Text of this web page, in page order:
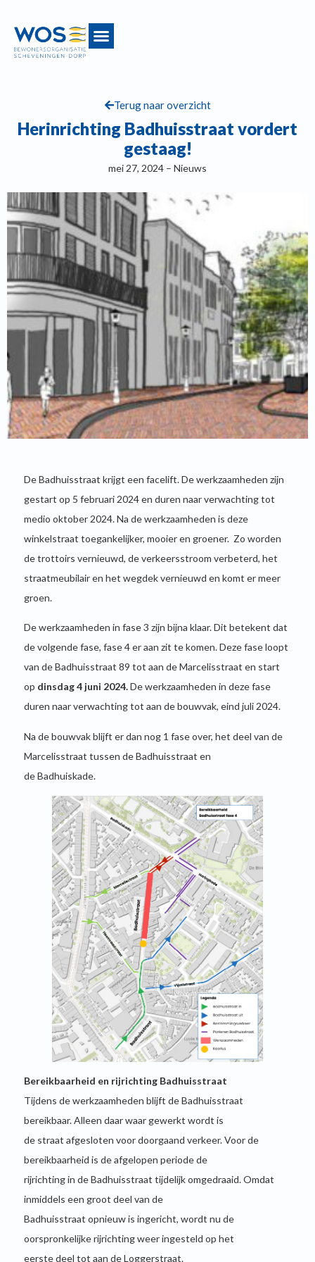
Terug naar overzicht
Herinrichting Badhuisstraat vordert
gestaag!
mei 27, 2024 – Nieuws
De Badhuisstraat krijgt een facelift. De werkzaamheden zijn
gestart op 5 februari 2024 en duren naar verwachting tot
medio oktober 2024. Na de werkzaamheden is deze
winkelstraat toegankelijker, mooier en groener. Zo worden
de trottoirs vernieuwd, de verkeersstroom verbeterd, het
straatmeubilair en het wegdek vernieuwd en komt er meer
groen.
De werkzaamheden in fase 3 zijn bijna klaar. Dit betekent dat
de volgende fase, fase 4 er aan zit te komen. Deze fase loopt
van de Badhuisstraat 89 tot aan de Marcelisstraat en start
op dinsdag 4 juni 2024.De werkzaamheden in deze fase
duren naar verwachting tot aan de bouwvak, eind juli 2024.
Na de bouwvak blijft er dan nog 1 fase over, het deel van de
Marcelisstraat tussen de Badhuisstraat en
de Badhuiskade.
Bereikbaarheid en rijrichting Badhuisstraat
Tijdens de werkzaamheden blijft de Badhuisstraat
bereikbaar. Alleen daar waar gewerkt wordt is
de straat afgesloten voor doorgaand verkeer. Voor de
bereikbaarheid is de afgelopen periode de
rijrichting in de Badhuisstraat tijdelijk omgedraaid. Omdat
inmiddels een groot deel van de
Badhuisstraat opnieuw is ingericht, wordt nu de
oorspronkelijke rijrichting weer ingesteld op het
eerste deel tot aan de Loggerstraat.